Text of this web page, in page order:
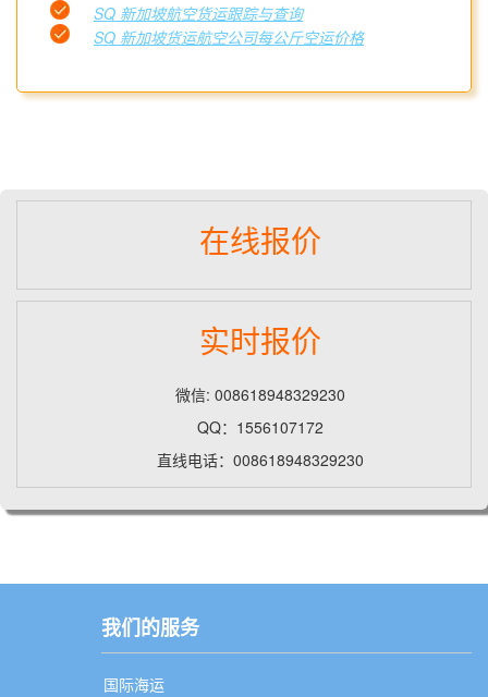
SQ 新加坡航空货运跟踪与查询
SQ 新加坡货运航空公司每公斤空运价格
在线报价
实时报价
微信: 008618948329230
QQ：1556107172
直线电话：008618948329230
我们的服务
国际海运